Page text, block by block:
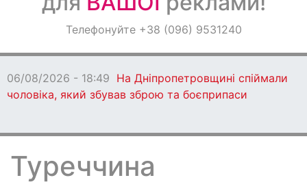
ОголошенняТелефонуйте +38 (096) 9531240
06/08/2026 - 18:49 На Дніпропетровщині спіймали
чоловіка, який збував зброю та боєприпаси
Туреччина